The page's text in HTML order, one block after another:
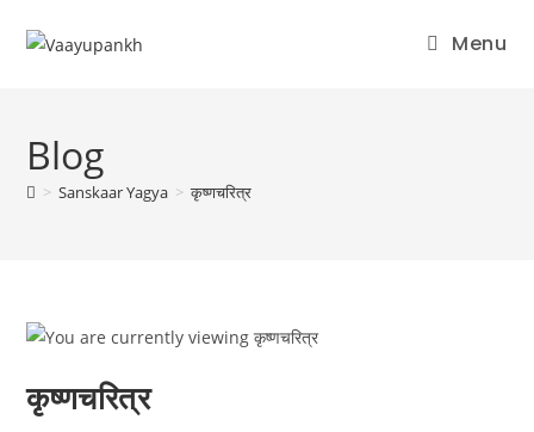
content
Menu
Blog
> Sanskaar Yagya > कृष्णचरित्र
कृष्णचरित्र